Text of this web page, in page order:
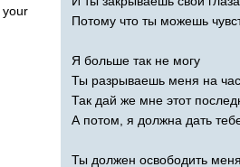
your
Потому что ты можешь
Я больше так не могу
Ты разрываешь меня на
Так дай же мне этот
А потом, я должна дать
Ты должен освободить меня